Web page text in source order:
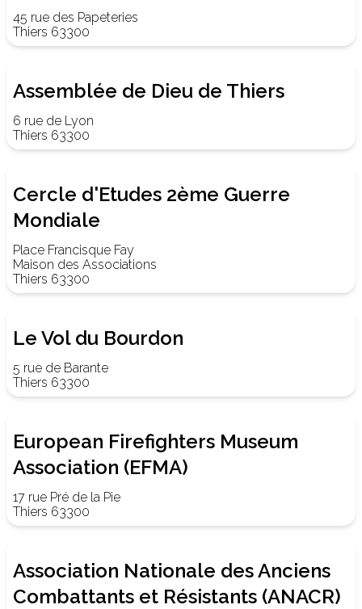
45 rue des Papeteries
Thiers 63300
Assemblée de Dieu de Thiers
6 rue de Lyon
Thiers 63300
Cercle d'Etudes 2ème Guerre
Mondiale
Place Francisque Fay
Maison des Associations
Thiers 63300
Le Vol du Bourdon
5 rue de Barante
Thiers 63300
European Firefighters Museum
Association (EFMA)
17 rue Pré de la Pie
Thiers 63300
Association Nationale des Anciens
Combattants et Résistants (ANACR)